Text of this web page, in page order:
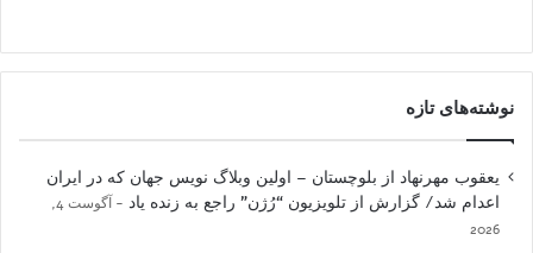
نوشته‌های تازه
یعقوب مهرنهاد از بلوچستان – اولین وبلاگ نویس جهان که در ایران
اعدام شد/ گزارش از تلویزیون “رُژن” راجع به زنده یاد
آگوست 4,
2026